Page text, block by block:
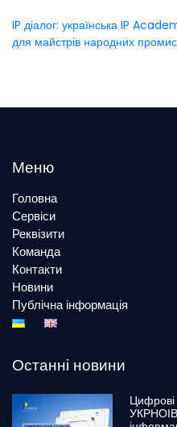
IP діалог: українська IP
для майстрів народних
Меню
Головна
Сервіси
Реквізити
Команда
Контакти
Новини
Публічна інформація
Останні новини
Цифрові